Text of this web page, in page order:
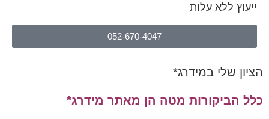
ייעוץ ללא עלות
052-670-4047
הציון שלי במידרג*
כלל הביקורות מטה הן מאתר מידרג*